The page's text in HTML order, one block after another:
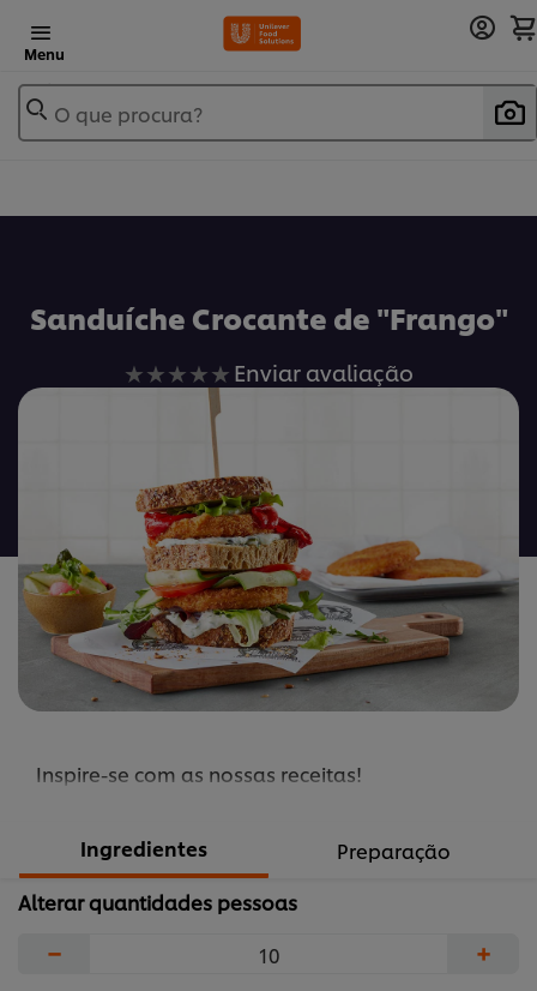
Menu
O que procura?
Sanduíche Crocante de "Frango"
Nenhuma
este
recipe
Enviar avaliação
Inspire-se com as nossas receitas!
Ingredientes
Preparação
Alterar quantidades pessoas
− +